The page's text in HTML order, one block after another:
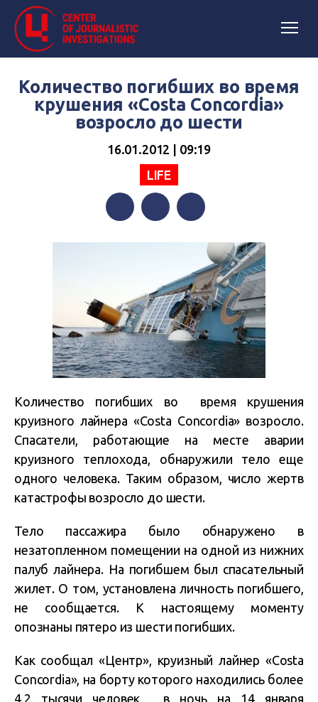
Количество погибших во время
крушения «Costa Concordia»
возросло до шести
16.01.2012 | 09:19
LIFE
Количество погибших во время крушения
круизного лайнера «Costa Concordia» возросло.
Спасатели, работающие на месте аварии
круизного теплохода, обнаружили тело еще
одного человека. Таким образом, число жертв
катастрофы возросло до шести.
Тело пассажира было обнаружено в
незатопленном помещении на одной из нижних
палуб лайнера. На погибшем был спасательный
жилет. О том, установлена ​​личность погибшего,
не сообщается. К настоящему моменту
опознаны пятеро из шести погибших.
Как сообщал «Центр», круизный лайнер «Costa
Concordia», на борту которого находились более
4,2 тысячи человек, в ночь на 14 января